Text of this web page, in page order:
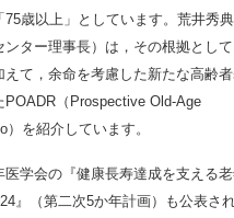
歳以上」としています。荒井秀
ンター理事長）は，その根拠とし
えて，余命を考慮した新たな高齢
POADR（Prospective Old-Age
）を紹介しています。
医学会の『健康長寿達成を支える
』（第二次5か年計画）も公表さ